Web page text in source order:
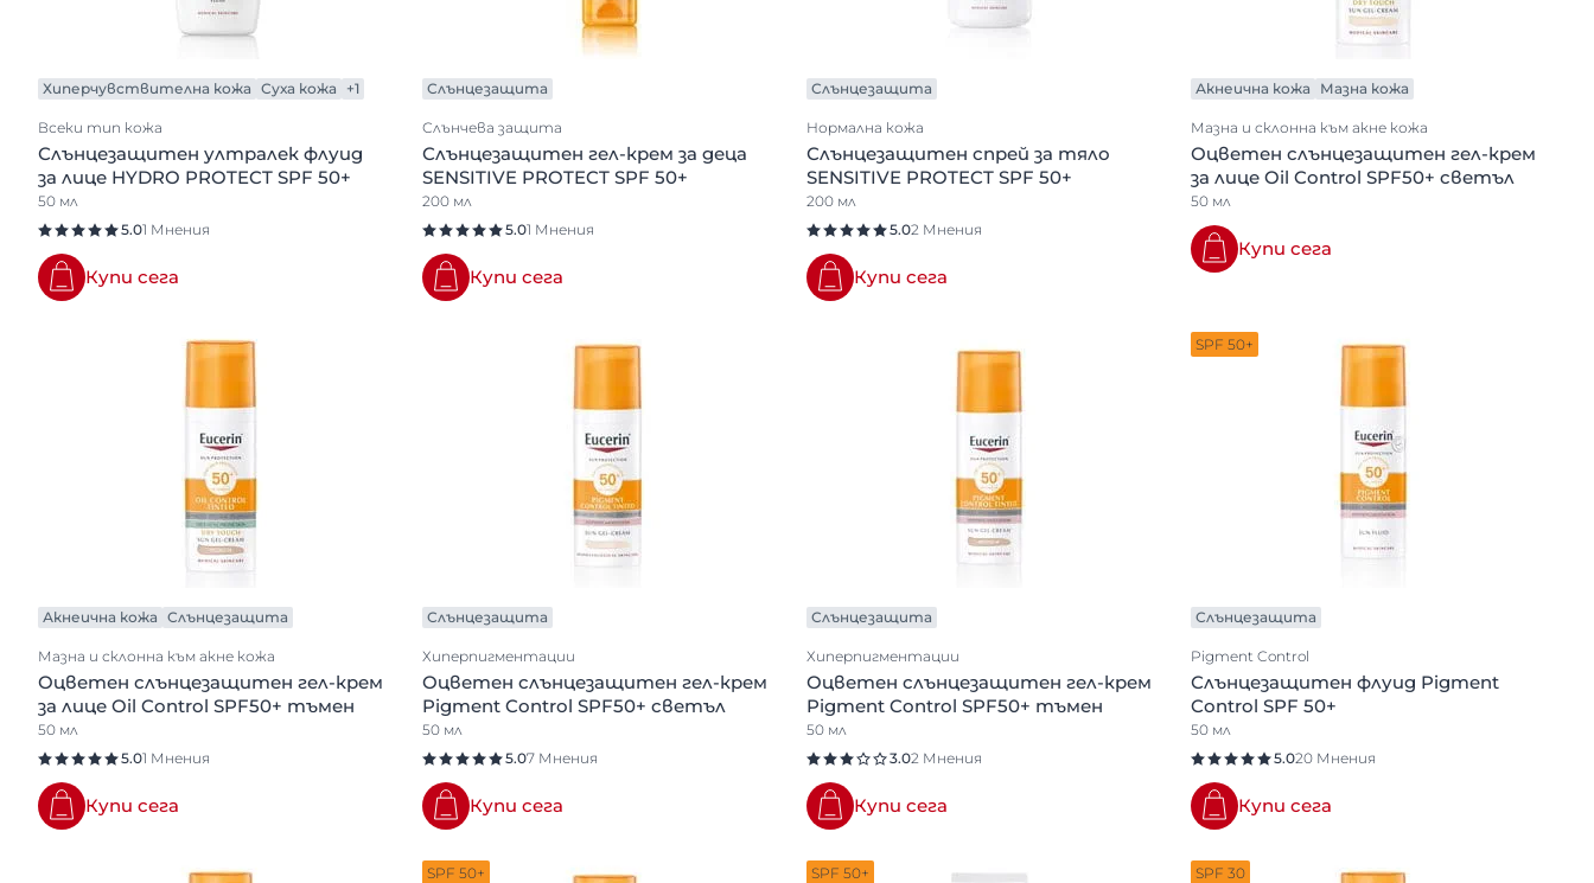
Хиперчувствителна кожа Суха кожа +1
Всеки тип кожа
Слънцезащитен ултралек флуид
за лице HYDRO PROTECT SPF 50+
50 мл
5.01 Мнения
Купи сега
Слънцезащита
Слънчева защита
Слънцезащитен гел-крем за деца
SENSITIVE PROTECT SPF 50+
200 мл
5.01 Мнения
Купи сега
Слънцезащита
Нормална кожа
Слънцезащитен спрей за тяло
SENSITIVE PROTECT SPF 50+
200 мл
5.02 Мнения
Купи сега
Акнеична кожа Мазна кожа
Мазна и склонна към акне кожа
Оцветен слънцезащитен гел-крем
за лице Oil Control SPF50+ светъл
50 мл
Купи сега
Акнеична кожа Слънцезащита
Мазна и склонна към акне кожа
Оцветен слънцезащитен гел-крем
за лице Oil Control SPF50+ тъмен
50 мл
5.01 Мнения
Купи сега
Слънцезащита
Хиперпигментации
Оцветен слънцезащитен гел-крем
Pigment Control SPF50+ светъл
50 мл
5.07 Мнения
Купи сега
Слънцезащита
Хиперпигментации
Оцветен слънцезащитен гел-крем
Pigment Control SPF50+ тъмен
50 мл
3.02 Мнения
Купи сега
SPF 50+
Слънцезащита
Pigment Control
Слънцезащитен флуид Pigment
Control SPF 50+
50 мл
5.020 Мнения
Купи сега
SPF 50+ SPF 50+ SPF 30